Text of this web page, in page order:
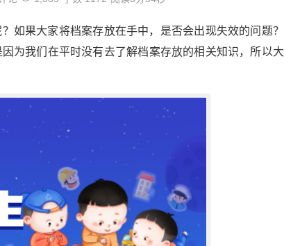
如果大家将档案存放在手中，是否会出现失效的问题
为我们在平时没有去了解档案存放的相关知识，所以